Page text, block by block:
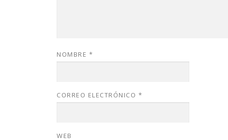
NOMBRE *
CORREO ELECTRÓNICO *
WEB